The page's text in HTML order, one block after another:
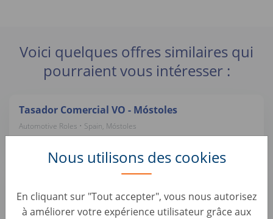
Nous utilisons des cookies
En cliquant sur "Tout accepter", vous nous autorisez
à améliorer votre expérience utilisateur grâce aux
Voici quelques offres similaires qui
pourraient vous intéresser :
Tasador Comercial VO - Móstoles
Automotive Roles • Spain, Móstoles
AUTO1 Group
Préparateur esthétique automobile (H/F)
Automotive Roles • France, Montataire
Autohero